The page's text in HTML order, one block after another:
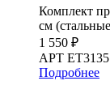
Комплект
см
1 550 ₽
АРТ
Подробнее